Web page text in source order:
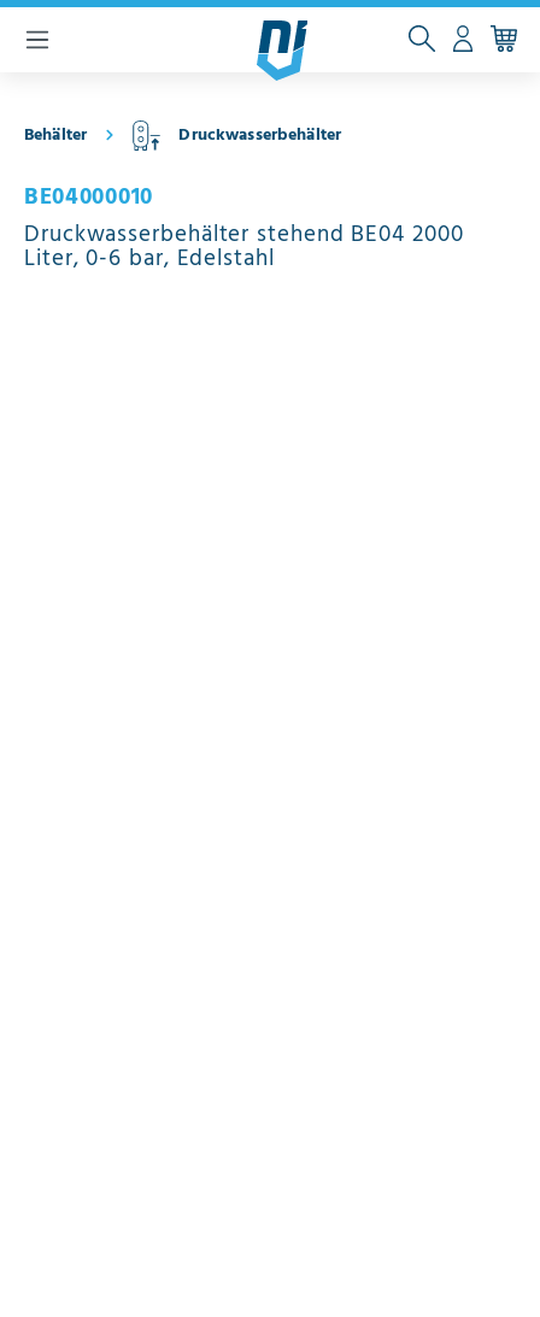
springen
Behälter Druckwasserbehälter
BE04000010
Druckwasserbehälter stehend BE04 2000
Liter, 0-6 bar, Edelstahl